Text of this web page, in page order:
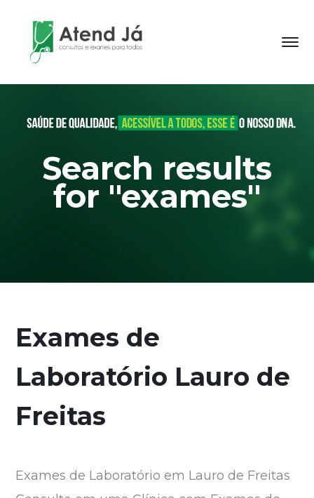
Search results
for "exames"
Exames de
Laboratório Lauro de
Freitas
Exames de Laboratório em Lauro de Freitas